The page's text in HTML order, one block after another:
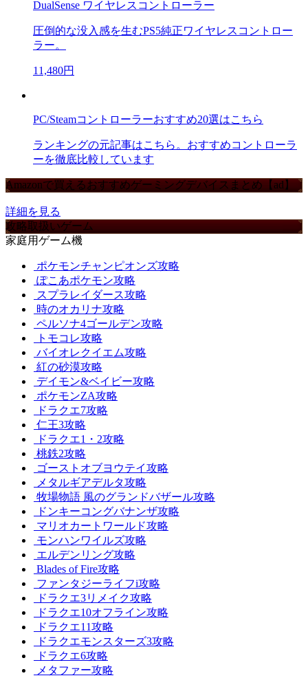
DualSense ワイヤレスコントローラー
圧倒的な没入感を生むPS5純正ワイヤレスコントロー
ラー。
11,480円
PC/Steamコントローラーおすすめ20選はこちら
ランキングの元記事はこちら。おすすめコントローラ
ーを徹底比較しています
Amazonで買えるおすすめゲーミングデバイスまとめ【ad】
詳細を見る
攻略取扱いゲーム
家庭用ゲーム機
ポケモンチャンピオンズ攻略
ぽこあポケモン攻略
スプラレイダース攻略
時のオカリナ攻略
ペルソナ4ゴールデン攻略
トモコレ攻略
バイオレクイエム攻略
紅の砂漠攻略
デイモン&ベイビー攻略
ポケモンZA攻略
ドラクエ7攻略
仁王3攻略
ドラクエ1・2攻略
桃鉄2攻略
ゴーストオブヨウテイ攻略
メタルギアデルタ攻略
牧場物語 風のグランドバザール攻略
ドンキーコングバナンザ攻略
マリオカートワールド攻略
モンハンワイルズ攻略
エルデンリング攻略
Blades of Fire攻略
ファンタジーライフi攻略
ドラクエ3リメイク攻略
ドラクエ10オフライン攻略
ドラクエ11攻略
ドラクエモンスターズ3攻略
ドラクエ6攻略
メタファー攻略